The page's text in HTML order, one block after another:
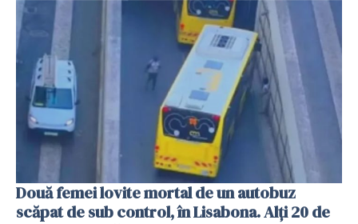
Două femei lovite mortal de un autobuz
scăpat de sub control, în Lisabona. Alți 20 de